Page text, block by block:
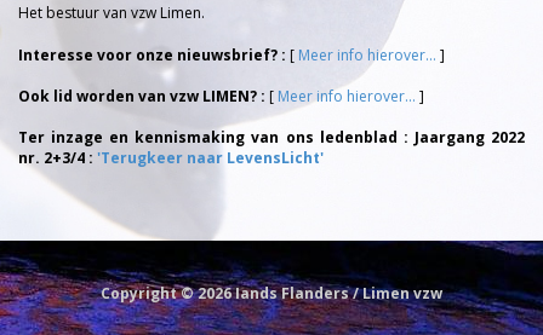
Het bestuur van vzw Limen.
Interesse voor onze nieuwsbrief? : [ Meer info hierover... ]
Ook lid worden van vzw LIMEN? : [ Meer info hierover... ]
Ter inzage en kennismaking van ons ledenblad : Jaargang 2022
nr. 2+3/4 : 'Terugkeer naar LevensLicht'
Copyright © 2026 Iands Flanders / Limen vzw